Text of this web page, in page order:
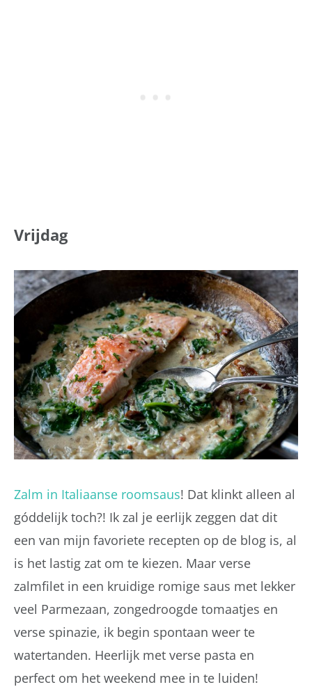
Vrijdag
Zalm in Italiaanse roomsaus! Dat klinkt alleen al
góddelijk toch?! Ik zal je eerlijk zeggen dat dit
een van mijn favoriete recepten op de blog is, al
is het lastig zat om te kiezen. Maar verse
zalmfilet in een kruidige romige saus met lekker
veel Parmezaan, zongedroogde tomaatjes en
verse spinazie, ik begin spontaan weer te
watertanden. Heerlijk met verse pasta en
perfect om het weekend mee in te luiden!